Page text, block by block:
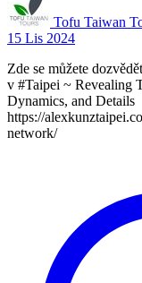
Tofu Taiwan
15 Lis 2024
Zde se můžete
v #Taipei ~ Revealing
Dynamics, and Details
https://
network/